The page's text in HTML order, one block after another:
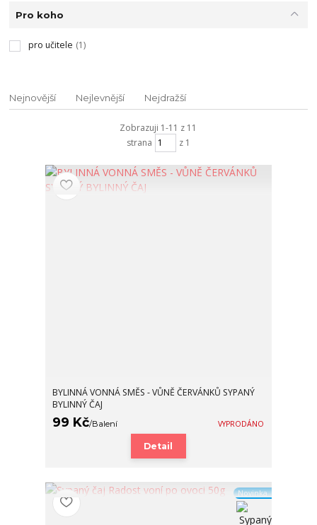
Pro koho
pro učitele (1)
Nejnovější Nejlevnější Nejdražší
Zobrazuji 1-11 z 11
strana
z 1
BYLINNÁ VONNÁ SMĚS - VŮNĚ ČERVÁNKŮ SYPANÝ
BYLINNÝ ČAJ
99 Kč/Balení VYPRODÁNO
Detail
Novinka